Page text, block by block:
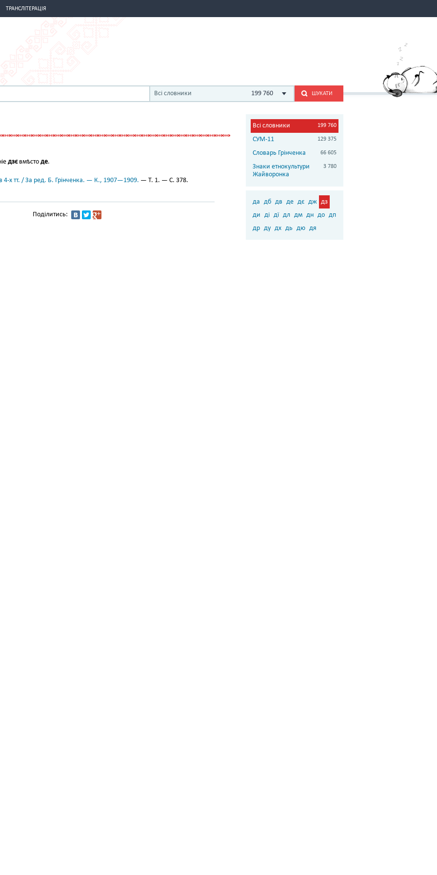
ТРАНСЛІТЕРАЦІЯ
Всі словники 199 760 ШУКАТИ
дзєвмѣсто де.
4-х тт. / За ред. Б. Грінченка. — К., 1907—1909. — Т. 1. — С. 378.
Поділитись:
Всі словники 199 760
СУМ-11 129 375
Словарь Грінченка 66 605
Знаки етнокультури
Жайворонка
3 780
да дб дв де дє дж дз
ди ді дї дл дм дн до дп
др ду дх дь дю дя